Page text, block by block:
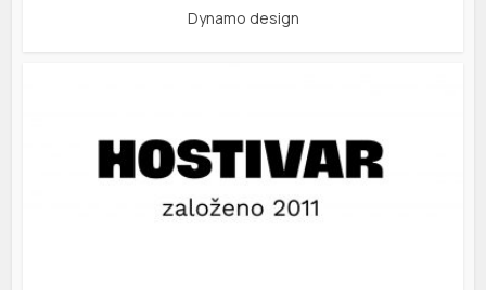
Dynamo design